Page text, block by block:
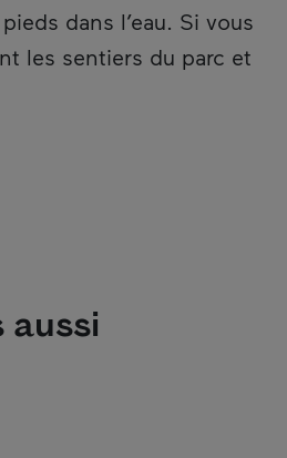
dans l’eau. Si vous
les sentiers du parc et